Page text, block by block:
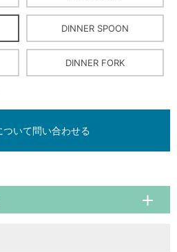
DINNER SPOON
DINNER FORK
ついて問い合わせる